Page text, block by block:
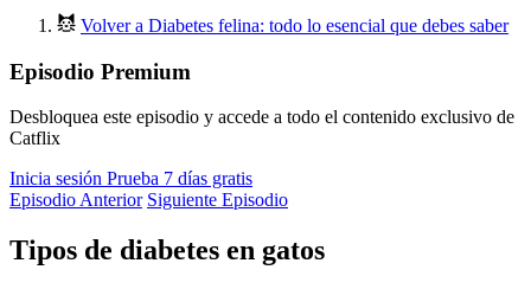
Volver a Diabetes felina: todo lo esencial que debes saber
Episodio Premium
Desbloquea este episodio y accede a todo el contenido exclusivo de
Catflix
Inicia sesión Prueba 7 días gratis
Episodio Anterior Siguiente Episodio
Tipos de diabetes en gatos